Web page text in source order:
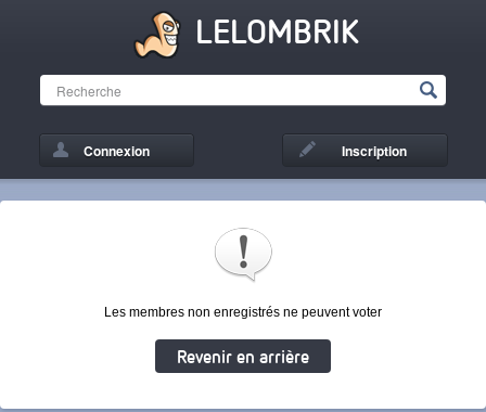
LELOMBRIK
Connexion Inscription
Les membres non enregistrés ne peuvent voter
Revenir en arrière